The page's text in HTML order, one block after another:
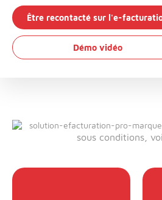
Être recontacté sur l'e-
Démo vidéo
sous conditions,